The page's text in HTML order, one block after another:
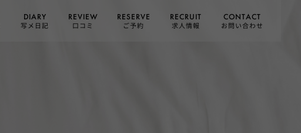
DIARY
写メ日記
REVIEW
口コミ
RESERVE
ご予約
RECRUIT
求人情報
CONTACT
お問い合わせ